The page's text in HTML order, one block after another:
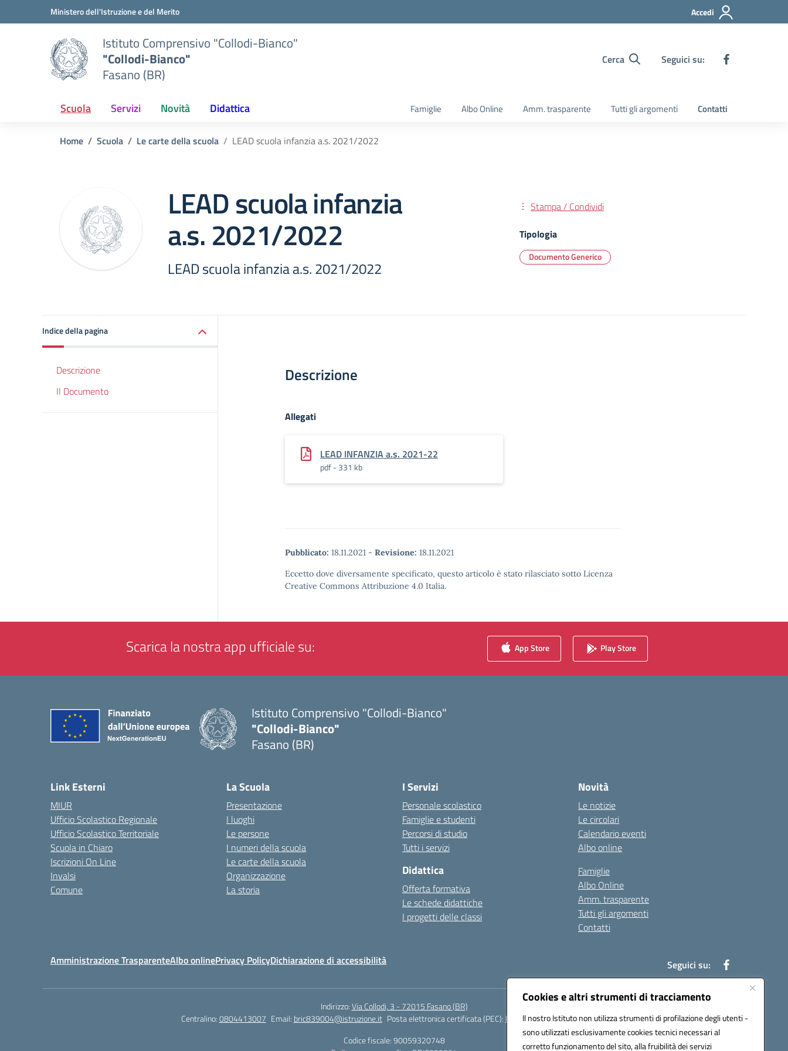
Cookies e altri strumenti di tracciamento
Il nostro Istituto non utilizza strumenti di profilazione degli utenti -
sono utilizzati esclusivamente cookies tecnici necessari al
corretto funzionamento del sito, alla fruibilità dei servizi
Vai ai contenuti
Vai al menu di navigazioneMinistero dell'Istruzione e del Merito Accedi
Istituto Comprensivo "Collodi-Bianco"
"Collodi-Bianco"
Fasano (BR)
Cerca Seguici su:
Scuola Servizi Novità Didattica Famiglie Albo Online Amm. trasparente Tutti gli argomenti Contatti
Home Scuola Le carte della scuola LEAD scuola infanzia a.s. 2021/2022
LEAD scuola infanzia
a.s. 2021/2022
LEAD scuola infanzia a.s. 2021/2022
Stampa / Condividi
Tipologia
Documento Generico
Indice della pagina
Descrizione
Il Documento
Descrizione
Allegati
LEAD INFANZIA a.s. 2021-22
pdf - 331 kb
Pubblicato: 18.11.2021 - Revisione: 18.11.2021
Eccetto dove diversamente specificato, questo articolo è stato rilasciato sotto Licenza
Creative Commons Attribuzione 4.0 Italia.
Scarica la nostra app ufficiale su: App Store Play Store
Istituto Comprensivo "Collodi-Bianco"
"Collodi-Bianco"
Fasano (BR)
Link Esterni
MIUR
Ufficio Scolastico Regionale
Ufficio Scolastico Territoriale
Scuola in Chiaro
Iscrizioni On Line
Invalsi
Comune
La Scuola
Presentazione
I luoghi
Le persone
I numeri della scuola
Le carte della scuola
Organizzazione
La storia
I Servizi
Personale scolastico
Famiglie e studenti
Percorsi di studio
Tutti i servizi
Didattica
Offerta formativa
Le schede didattiche
I progetti delle classi
Novità
Le notizie
Le circolari
Calendario eventi
Albo online
Famiglie
Albo Online
Amm. trasparente
Tutti gli argomenti
Contatti
Amministrazione TrasparenteAlbo onlinePrivacy PolicyDichiarazione di accessibilità Seguici su:
Indirizzo:Via Collodi, 3 - 72015 Fasano (BR)
Centralino:0804413007 Email: bric839004@istruzione.it Posta elettronica certificata (PEC): bric839004@pec.istruzione.it
Codice fiscale: 90059320748